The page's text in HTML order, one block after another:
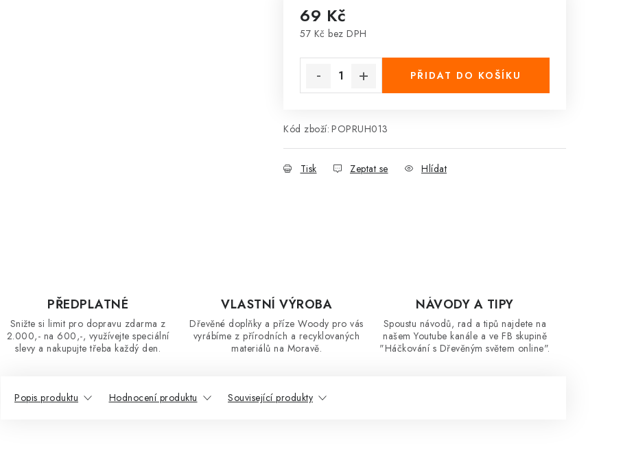
69 Kč
57 Kč bez DPH
PŘIDAT DO KOŠÍKU
Kód zboží: POPRUH013
Tisk Zeptat se Hlídat
PŘEDPLATNÉ
Snižte si limit pro dopravu zdarma z
2.000,- na 600,-, využívejte speciální
slevy a nakupujte třeba každý den.
VLASTNÍ VÝROBA
Dřevěné doplňky a příze Woody pro vás
vyrábíme z přírodních a recyklovaných
materiálů na Moravě.
NÁVODY A TIPY
Spoustu návodů, rad a tipů najdete na
našem Youtube kanále a ve FB skupině
"Háčkování s Dřevěným světem online".
Popis produktu Hodnocení produktu Související produkty